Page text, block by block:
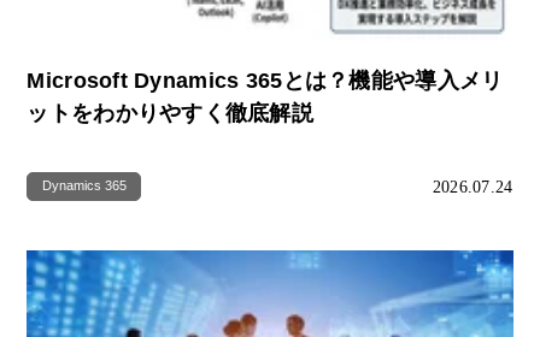
Microsoft Dynamics 365とは？機能や導入メリ
ットをわかりやすく徹底解説
Dynamics 365 2026.07.24